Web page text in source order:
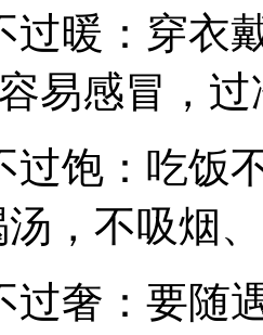
暖：穿衣戴
易感冒，
饱：吃饭不
，不吸烟
奢：要随遇